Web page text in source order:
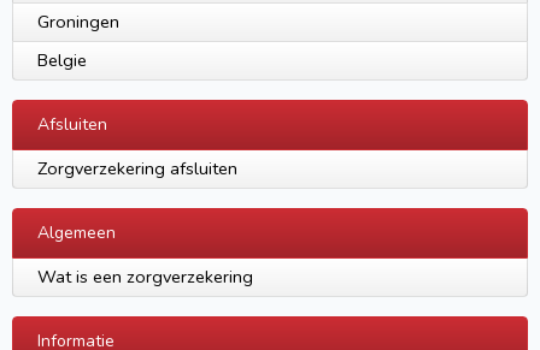
Groningen
Belgie
Afsluiten
Zorgverzekering afsluiten
Algemeen
Wat is een zorgverzekering
Informatie